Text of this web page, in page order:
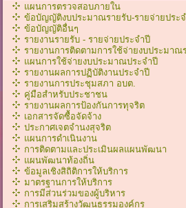
แผนการตรวจสอบภายใน
ข้อบัญญัติงบประมาณรายรับ-รายจ่ายประ
ข้อบัญญัติอื่นๆ
รายงานรายรับ - รายจ่ายประจำปี
รายงานการติดตามการใช้จ่ายงบประมาณ
แผนการใช้จ่ายงบประมาณประจำปี
รายงานผลการปฏิบัติงานประจำปี
รายงานการประชุมสภา อบต.
คู่มือสำหรับประชาชน
รายงานผลการป้องกันการทุจริต
เอกสารจัดซื้อจัดจ้าง
ประกาศเจตจำนงสุจริต
แผนการดำเนินงาน
การติดตามและประเมินผลแผนพัฒนา
แผนพัฒนาท้องถิ่น
ข้อมูลเชิงสิถิติการให้บริการ
มาตรฐานการให้บริการ
การมีส่วนร่วมของผู้บริหาร
การเสริมสร้างวัฒนธรรมองค์กร